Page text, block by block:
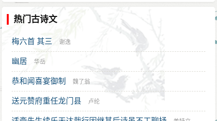
热门古诗文
梅六首 其三 谢逸
幽居 华岳
恭和闻喜宴御制 魏了翁
送元赞府重任龙门县 卢纶